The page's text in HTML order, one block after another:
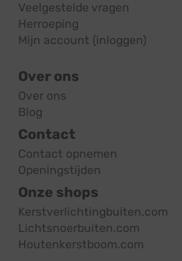
Veelgestelde vragen
Herroeping
Mijn account (inloggen)
Over ons
Over ons
Blog
Contact
Contact opnemen
Openingstijden
Onze shops
Kerstverlichtingbuiten.com
Lichtsnoerbuiten.com
Houtenkerstboom.com